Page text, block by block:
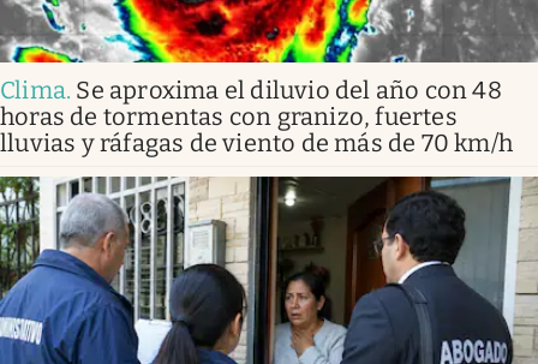
Clima. Se aproxima el diluvio del año con 48
horas de tormentas con granizo, fuertes
lluvias y ráfagas de viento de más de 70 km/h